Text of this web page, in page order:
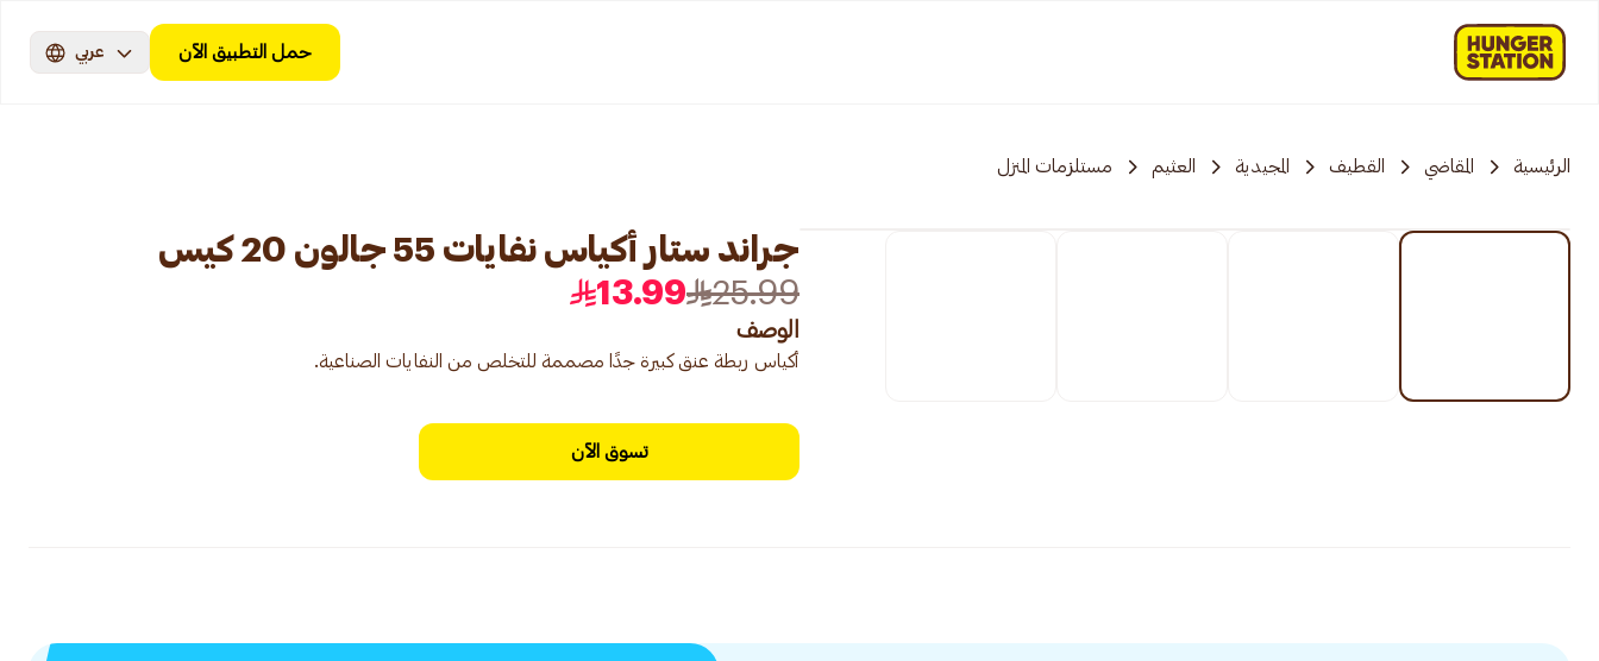
حمل التطبيق الآن عربي
الرئيسية المقاضي القطيف المجيدية العثيم مستلزمات المنزل
جراند ستار أكياس نفايات 55 جالون 20 كيس
25.99
13.99
الوصف
أكياس ربطة عنق كبيرة جدًا مصممة للتخلص من النفايات الصناعية.
تسوق الآن